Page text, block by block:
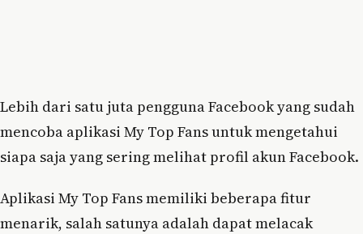
Lebih dari satu juta pengguna Facebook yang sudah
mencoba aplikasi My Top Fans untuk mengetahui
siapa saja yang sering melihat profil akun Facebook.
Aplikasi My Top Fans memiliki beberapa fitur
menarik, salah satunya adalah dapat melacak